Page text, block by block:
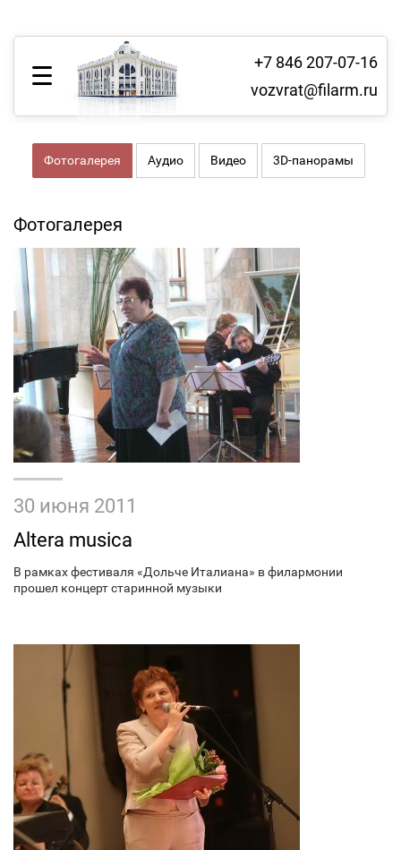
+7 846 207-07-16
vozvrat@filarm.ru
Фотогалерея Аудио Видео 3D-панорамы
Фотогалерея
30 июня 2011
Altera musica
В рамках фестиваля «Дольче Италиана» в филармонии
прошел концерт старинной музыки